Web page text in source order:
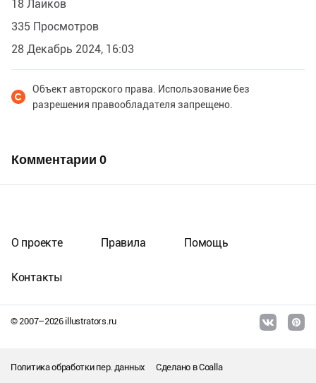
18 Лайков
335 Просмотров
28 Декабрь 2024, 16:03
Объект авторского права. Использование без
разрешения правообладателя запрещено.
Комментарии 0
© 2007–2026illustrators.ru
О проекте Правила Помощь
Контакты
Политика обработки пер. данных Сделано вCoalla